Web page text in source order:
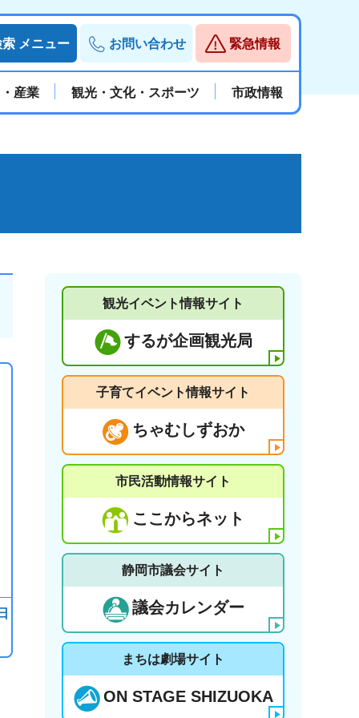
索 メニュー お問い合わせ 緊急情報
産業 観光・文化・スポーツ 市政情報
観光イベント情報サイト
するが企画観光局
子育てイベント情報サイト
ちゃむしずおか
市民活動情報サイト
ここからネット
静岡市議会サイト
議会カレンダー
まちは劇場サイト
ON STAGE SHIZUOKA